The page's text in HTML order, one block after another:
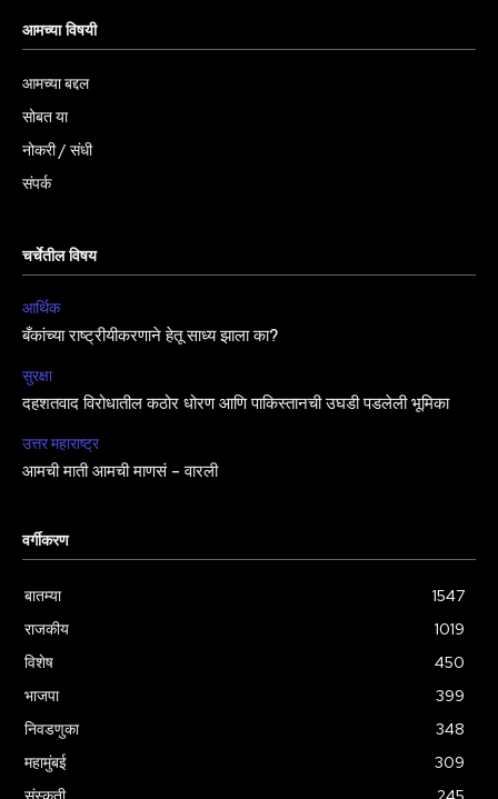
आमच्या विषयी
आमच्या बद्दल
सोबत या
नोकरी / संधी
संपर्क
चर्चेतील विषय
आर्थिक
बँकांच्या राष्ट्रीयीकरणाने हेतू साध्य झाला का?
सुरक्षा
दहशतवाद विरोधातील कठोर धोरण आणि पाकिस्तानची उघडी पडलेली भूमिका
उत्तर महाराष्ट्र
आमची माती आमची माणसं – वारली
वर्गीकरण
बातम्या
1547
राजकीय
1019
विशेष
450
भाजपा
399
निवडणुका
348
महामुंबई
309